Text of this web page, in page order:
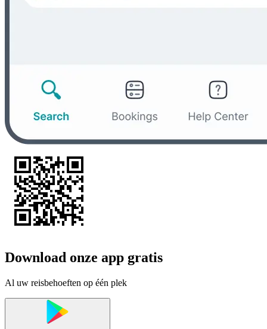
Download onze app gratis
Al uw reisbehoeften op één plek